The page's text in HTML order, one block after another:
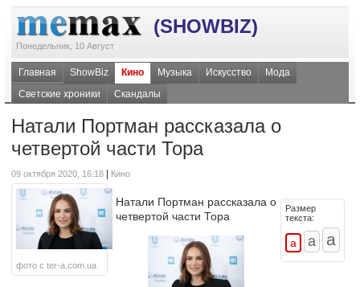
(SHOWBIZ)
Понедельник, 10 Август
Главная ShowBiz Кино Музыка Искусство
Мода
Светские хроники
Скандалы
Натали Портман рассказала о
четвертой части Тора
09 октября 2020, 16:18 Кино
фото с ter-a.com.ua
Размер
текста:
Натали Портман рассказала о
четвертой части Тора